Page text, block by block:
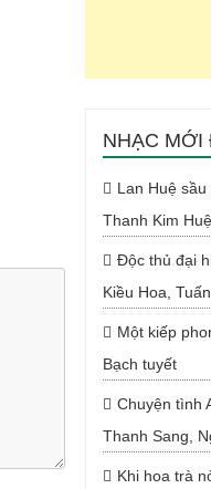
NHẠC MỚI
Lan Huệ
Thanh Kim Huệ
Độc thủ đại
Kiều Hoa,
Một kiếp
Bạch tuyết
Chuyện tình
Thanh Sang,
Khi hoa trà